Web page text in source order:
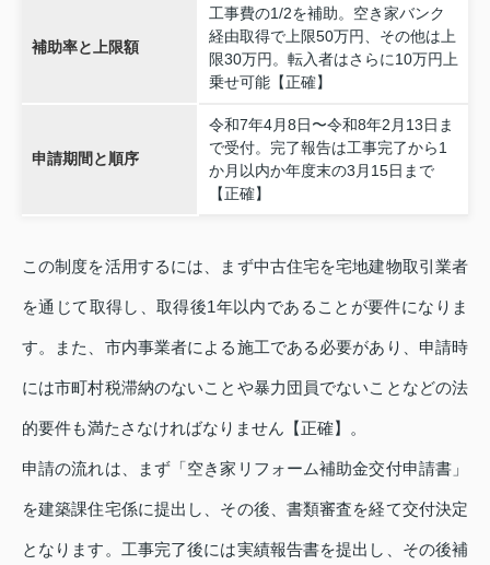
補助率と上限額
工事費の1/2を補助。空き家バンク
経由取得で上限50万円、その他は上
限30万円。転入者はさらに10万円上
乗せ可能【正確】
申請期間と順序
令和7年4月8日〜令和8年2月13日ま
で受付。完了報告は工事完了から1
か月以内か年度末の3月15日まで
【正確】
この制度を活用するには、まず中古住宅を宅地建物取引業者
を通じて取得し、取得後1年以内であることが要件になりま
す。また、市内事業者による施工である必要があり、申請時
には市町村税滞納のないことや暴力団員でないことなどの法
的要件も満たさなければなりません【正確】。
申請の流れは、まず「空き家リフォーム補助金交付申請書」
を建築課住宅係に提出し、その後、書類審査を経て交付決定
となります。工事完了後には実績報告書を提出し、その後補